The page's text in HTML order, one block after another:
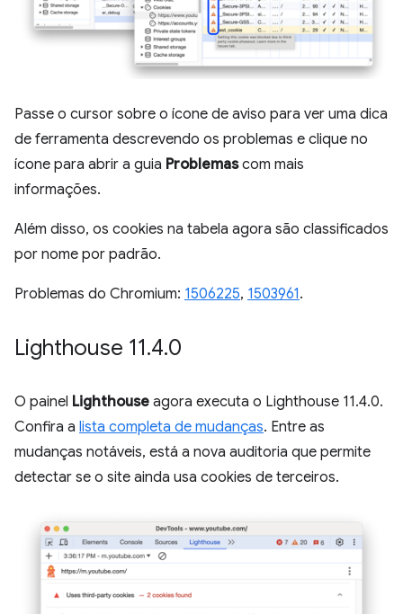
Passe o cursor sobre o ícone de aviso para ver uma dica
de ferramenta descrevendo os problemas e clique no
ícone para abrir a guia Problemascom mais
informações.
Além disso, os cookies na tabela agora são classificados
por nome por padrão.
Problemas do Chromium: 1506225, 1503961.
Lighthouse 11.4.0
O painel Lighthouse agora executa o Lighthouse 11.4.0.
Confira a lista completa de mudanças. Entre as
mudanças notáveis, está a nova auditoria que permite
detectar se o site ainda usa cookies de terceiros.